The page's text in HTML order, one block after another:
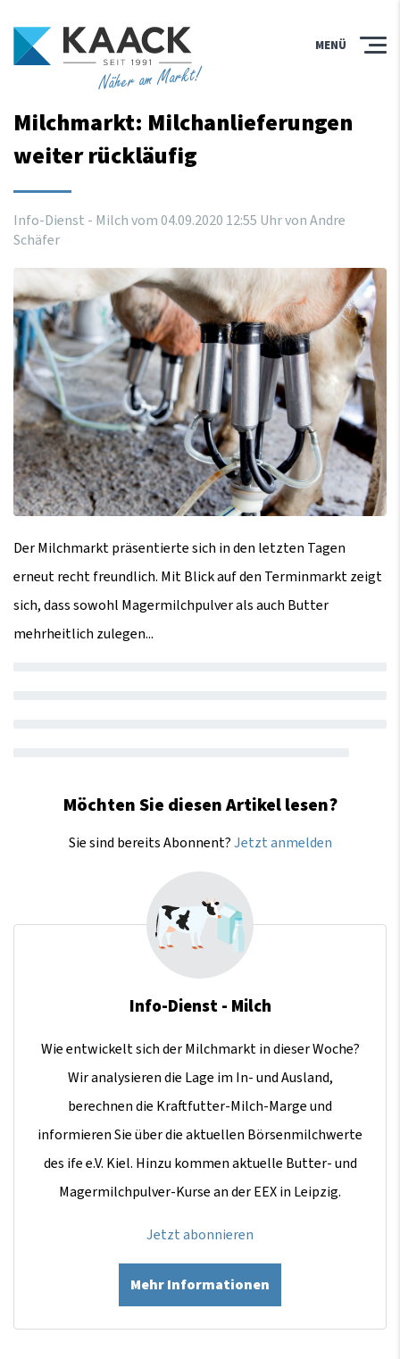
Näher am Markt!
MENÜ
Milchmarkt: Milchanlieferungen
weiter rückläufig
Info-Dienst - Milch vom04.09.2020 12:55 Uhrvon Andre
Schäfer
Der Milchmarkt präsentierte sich in den letzten Tagen
erneut recht freundlich. Mit Blick auf den Terminmarkt zeigt
sich, dass sowohl Magermilchpulver als auch Butter
mehrheitlich zulegen...
Möchten Sie diesen Artikel lesen?
Sie sind bereits Abonnent?Jetzt anmelden
Info-Dienst - Milch
Wie entwickelt sich der Milchmarkt in dieser Woche?
Wir analysieren die Lage im In- und Ausland,
berechnen die Kraftfutter-Milch-Marge und
informieren Sie über die aktuellen Börsenmilchwerte
des ife e.V. Kiel. Hinzu kommen aktuelle Butter- und
Magermilchpulver-Kurse an der EEX in Leipzig.
Jetzt abonnieren
Mehr Informationen